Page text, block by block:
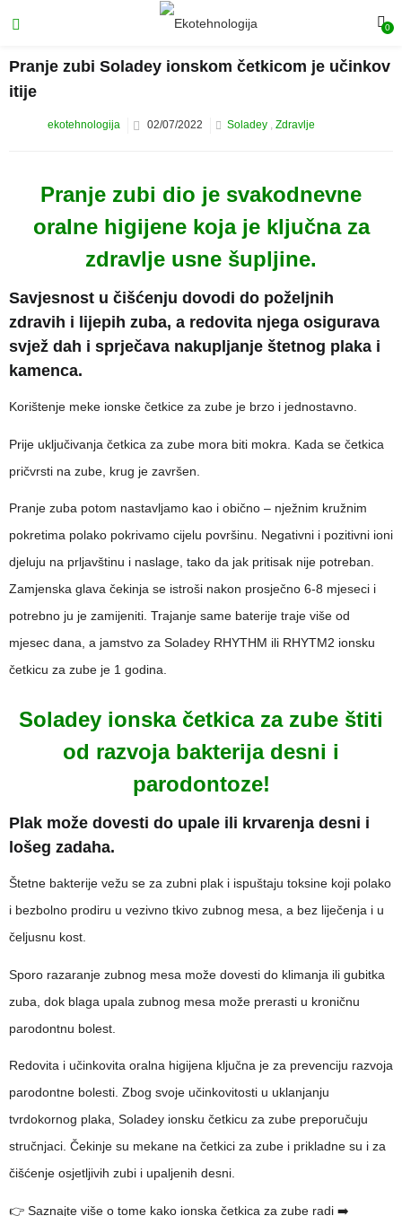
0
Pranje zubi Soladey ionskom četkicom je učinkov
itije
ekotehnologija 02/07/2022 Soladey , Zdravlje
Pranje zubi dio je svakodnevne
oralne higijene koja je ključna za
zdravlje usne šupljine.
Savjesnost u čišćenju dovodi do poželjnih
zdravih i lijepih zuba, a redovita njega osigurava
svjež dah i sprječava nakupljanje štetnog plaka i
kamenca.
Korištenje meke ionske četkice za zube je brzo i jednostavno.
Prije uključivanja četkica za zube mora biti mokra. Kada se četkica
pričvrsti na zube, krug je završen.
Pranje zuba potom nastavljamo kao i obično – nježnim kružnim
pokretima polako pokrivamo cijelu površinu. Negativni i pozitivni ioni
djeluju na prljavštinu i naslage, tako da jak pritisak nije potreban.
Zamjenska glava čekinja se istroši nakon prosječno 6-8 mjeseci i
potrebno ju je zamijeniti. Trajanje same baterije traje više od
mjesec dana, a jamstvo za Soladey RHYTHM ili RHYTM2 ionsku
četkicu za zube je 1 godina.
Soladey ionska četkica za zube štiti
od razvoja bakterija desni i
parodontoze!
Plak može dovesti do upale ili krvarenja desni i
lošeg zadaha.
Štetne bakterije vežu se za zubni plak i ispuštaju toksine koji polako
i bezbolno prodiru u vezivno tkivo zubnog mesa, a bez liječenja i u
čeljusnu kost.
Sporo razaranje zubnog mesa može dovesti do klimanja ili gubitka
zuba, dok blaga upala zubnog mesa može prerasti u kroničnu
parodontnu bolest.
Redovita i učinkovita oralna higijena ključna je za prevenciju razvoja
parodontne bolesti. Zbog svoje učinkovitosti u uklanjanju
tvrdokornog plaka, Soladey ionsku četkicu za zube preporučuju
stručnjaci. Čekinje su mekane na četkici za zube i prikladne su i za
čišćenje osjetljivih zubi i upaljenih desni.
👉 Saznajte više o tome kako ionska četkica za zube radi ➡️